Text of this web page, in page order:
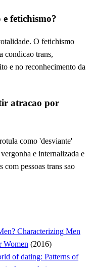
fetichismo?
O fetichismo
condicao trans,
e no reconhecimento da
atracao por
como 'desviante'
e internalizada e
com pessoas trans sao
Characterizing Men
Women (2016)
of dating: Patterns of